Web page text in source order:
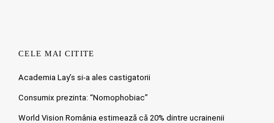
CELE MAI CITITE
Academia Lay’s si-a ales castigatorii
Consumix prezinta: “Nomophobiac”
World Vision România estimează că 20% dintre ucrainenii